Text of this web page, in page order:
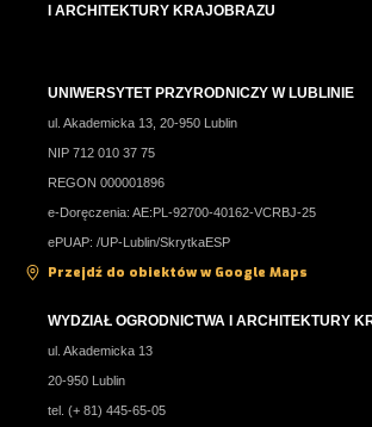
I ARCHITEKTURY KRAJOBRAZU
UNIWERSYTET PRZYRODNICZY W LUBLINIE
ul. Akademicka 13, 20-950 Lublin
NIP 712 010 37 75
REGON 000001896
e-Doręczenia: AE:PL-92700-40162-VCRBJ-25
ePUAP: /UP-Lublin/SkrytkaESP
Przejdź do obiektów w Google Maps
WYDZIAŁ OGRODNICTWA I ARCHITEKTURY
ul. Akademicka 13
20-950 Lublin
tel. (+ 81) 445-65-05